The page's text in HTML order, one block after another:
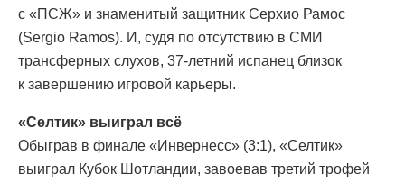
с «ПСЖ» и знаменитый защитник Серхио Рамос
(Sergio Ramos). И, судя по отсутствию в СМИ
трансферных слухов, 37-летний испанец близок
к завершению игровой карьеры.
«Селтик» выиграл всё
Обыграв в финале «Инвернесс» (3:1), «Селтик»
выиграл Кубок Шотландии, завоевав третий трофей